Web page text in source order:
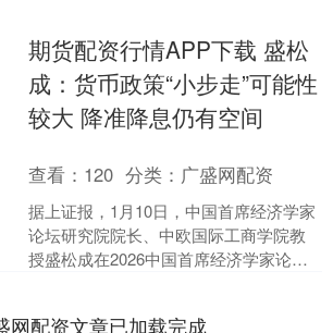
期货配资行情APP下载 盛松
成：货币政策“小步走”可能性
较大 降准降息仍有空间
查看： 120 分类： 广盛网配资
据上证报，1月10日，中国首席经济学家
论坛研究院院长、中欧国际工商学院教
授盛松成在2026中国首席经济学家论坛
网配资文章已加载完成